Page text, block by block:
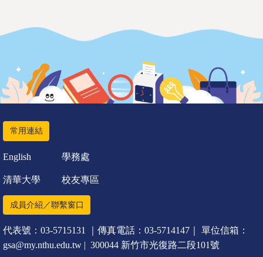
常用連結
English 學務處
清華大學 校友專區
成員介紹／聯繫窗口
代表號：03-5715131 ｜傳真電話：03-5714147｜ 單位信箱：
gsa@my.nthu.edu.tw | 300044 新竹市光復路二段101號